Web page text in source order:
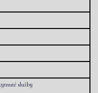
služby